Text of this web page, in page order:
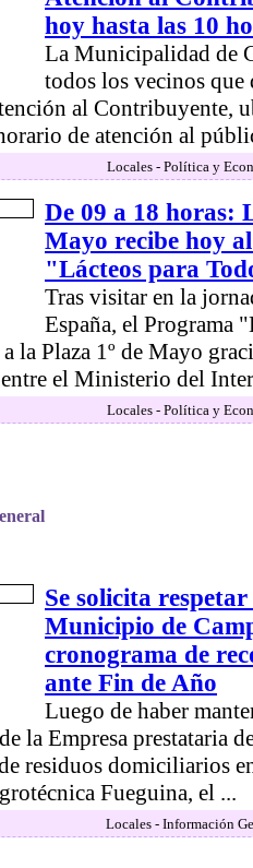
hoy hasta las 10
La Municipalidad de
todos los vecinos
al Contribuyente,
de atención al
Locales - Política y
De 09 a 18 horas:
Mayo recibe hoy
"Lácteos para
Tras visitar en la
España, el Programa
la Plaza 1º de Mayo
el Ministerio del
Locales - Política y
Se solicita
Municipio de
cronograma de
ante Fin de Año
Luego de haber
la Empresa prestataria
residuos domiciliarios
Fueguina, el ...
Locales - Información